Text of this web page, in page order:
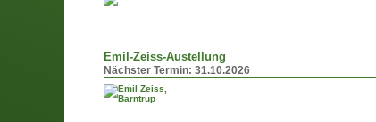
Emil-Zeiss-Austellung
Nächster Termin: 31.10.2026